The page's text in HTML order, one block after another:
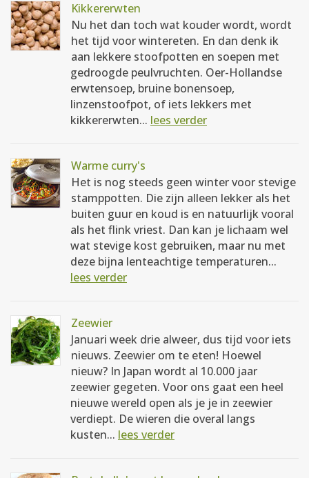
Kikkererwten
Nu het dan toch wat kouder wordt, wordt
het tijd voor wintereten. En dan denk ik
aan lekkere stoofpotten en soepen met
gedroogde peulvruchten. Oer-Hollandse
erwtensoep, bruine bonensoep,
linzenstoofpot, of iets lekkers met
kikkererwten... lees verder
Warme curry's
Het is nog steeds geen winter voor stevige
stamppotten. Die zijn alleen lekker als het
buiten guur en koud is en natuurlijk vooral
als het flink vriest. Dan kan je lichaam wel
wat stevige kost gebruiken, maar nu met
deze bijna lenteachtige temperaturen...
lees verder
Zeewier
Januari week drie alweer, dus tijd voor iets
nieuws. Zeewier om te eten! Hoewel
nieuw? In Japan wordt al 10.000 jaar
zeewier gegeten. Voor ons gaat een heel
nieuwe wereld open als je je in zeewier
verdiept. De wieren die overal langs
kusten... lees verder